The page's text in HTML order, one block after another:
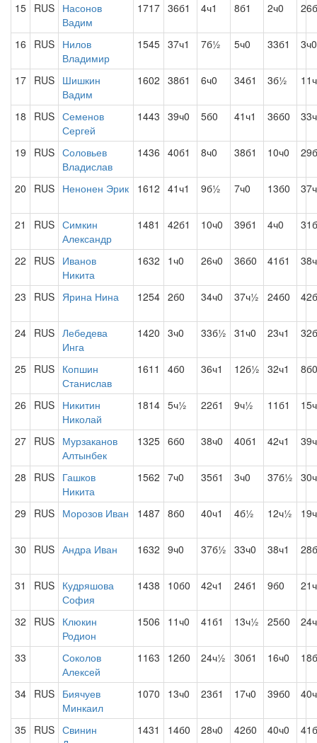
15 RUS Насонов
Вадим
1717 36б1 4ч1 8б1 2ч0
16 RUS Нилов
Владимир
1545 37ч1 7б½ 5ч0 33б1 3ч0
17 RUS Шишкин
Вадим
1602 38б1 6ч0 34б1 3б½
18 RUS Семенов
Сергей
1443 39ч0 5б0 41ч1 36б0
19 RUS Соловьев
Владислав
1436 40б1 8ч0 38б1 10ч0
20 RUS Ненонен Эрик 1612 41ч1 9б½ 7ч0 13б0
21 RUS Симкин
Александр
1481 42б1 10ч0 39б1 4ч0
22 RUS Иванов
Никита
1632 1ч0 26ч0 36б0 41б1
23 RUS Ярина Нина 1254 2б0 34ч0 37ч½ 24б0
24 RUS Лебедева
Инга
1420 3ч0 33б½ 31ч0 23ч1
25 RUS Копшин
Станислав
1611 4б0 36ч1 12б½ 32ч1 8б0
26 RUS Никитин
Николай
1814 5ч½ 22б1 9ч½ 11б1
27 RUS Мурзаканов
Алтынбек
1325 6б0 38ч0 40б1 42ч1
28 RUS Гашков
Никита
1562 7ч0 35б1 3ч0 37б½
29 RUS Морозов Иван 1487 8б0 40ч1 4б½ 12ч½
30 RUS Андра Иван 1632 9ч0 37б½ 33ч0 38ч1
31 RUS Кудряшова
София
1438 10б0 42ч1 24б1 9б0
32 RUS Клюкин
Родион
1506 11ч0 41б1 13ч½ 25б0
33
Соколов
Алексей
1163 12б0 24ч½ 30б1 16ч0
34 RUS Биячуев
Минкаил
1070 13ч0 23б1 17ч0 39б0
35 RUS Свинин
1431 14б0 28ч0 42б0 40ч0